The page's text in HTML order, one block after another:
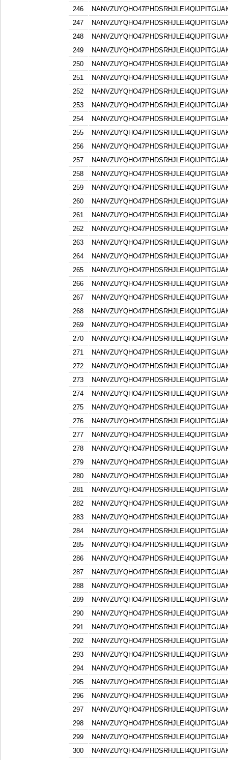
246
247
248
249
250
251
252
253
254
255
256
257
258
259
260
261
262
263
264
265
266
267
268
269
270
271
272
273
274
275
276
277
278
279
280
281
282
283
284
285
286
287
288
289
290
291
292
293
294
295
296
297
298
299
300